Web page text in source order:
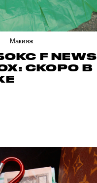
Макияж
F NEWS
СКОРО В